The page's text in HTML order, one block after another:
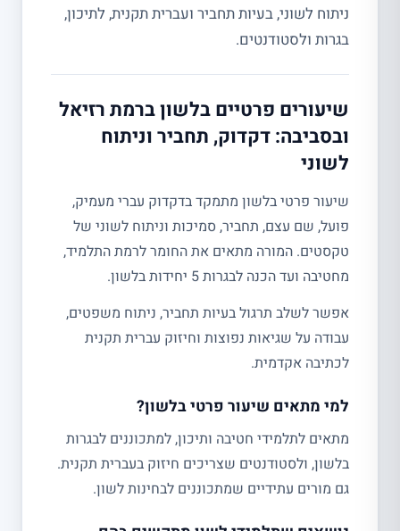
ניתוח לשוני, בעיות תחביר ועברית תקנית, לתיכון,
בגרות ולסטודנטים.
שיעורים פרטיים בלשון ברמת רזיאל
ובסביבה: דקדוק, תחביר וניתוח
לשוני
שיעור פרטי בלשון מתמקד בדקדוק עברי מעמיק,
פועל, שם עצם, תחביר, סמיכות וניתוח לשוני של
טקסטים. המורה מתאים את החומר לרמת התלמיד,
מחטיבה ועד הכנה לבגרות 5 יחידות בלשון.
אפשר לשלב תרגול בעיות תחביר, ניתוח משפטים,
עבודה על שגיאות נפוצות וחיזוק עברית תקנית
לכתיבה אקדמית.
למי מתאים שיעור פרטי בלשון?
מתאים לתלמידי חטיבה ותיכון, למתכוננים לבגרות
בלשון, ולסטודנטים שצריכים חיזוק בעברית תקנית.
גם מורים עתידיים שמתכוננים לבחינות לשון.